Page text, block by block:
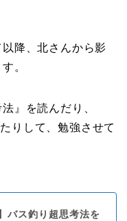
降、北さんから影
。
』を読んだり、
りして、勉強させて
バス釣り超思考法を